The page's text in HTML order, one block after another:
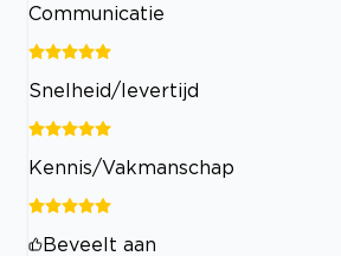
Communicatie
Snelheid/levertijd
Kennis/Vakmanschap
Beveelt aan